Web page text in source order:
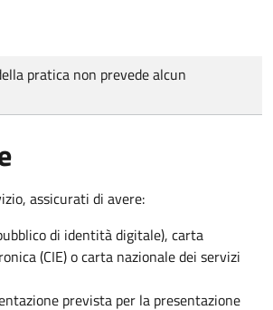
pratica non prevede alcun
assicurati di avere:
di identità digitale), carta
(CIE) o carta nazionale dei servizi
prevista per la presentazione